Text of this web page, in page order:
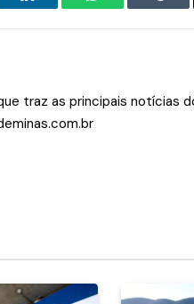
LinkedIn WhatsApp
traz as principais notícias